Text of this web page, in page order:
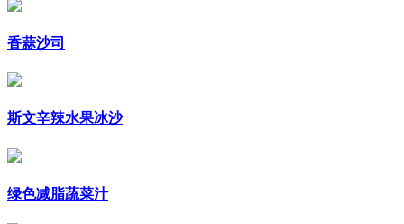
香蒜沙司
斯文辛辣水果冰沙
绿色减脂蔬菜汁